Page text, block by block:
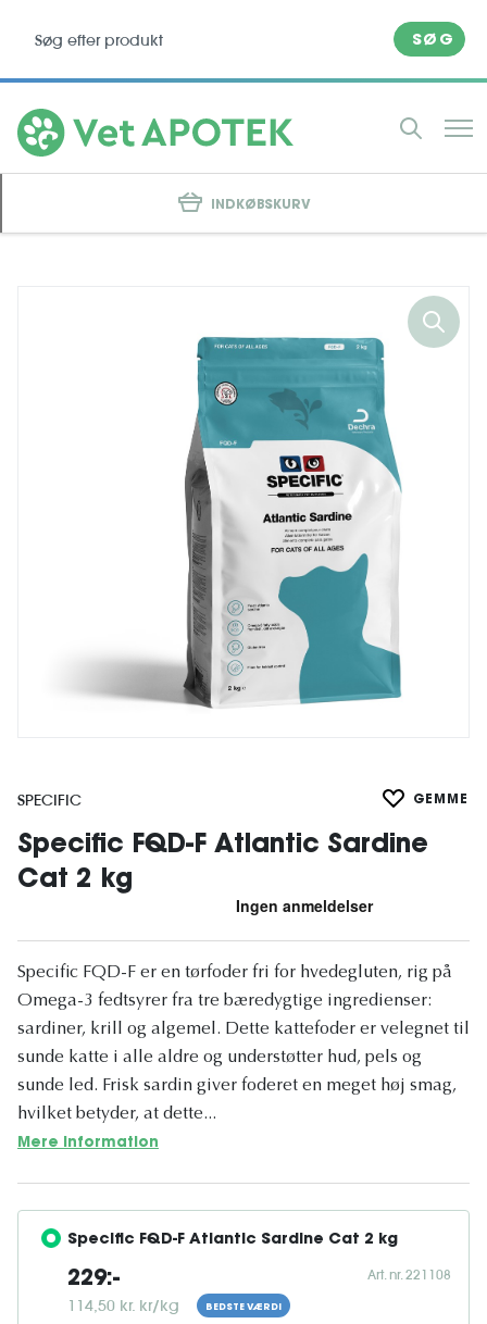
SØG
INDKØBSKURV
SPECIFIC GEMME
Specific FQD-F Atlantic Sardine
Cat 2 kg
Specific FQD-F er en tørfoder fri for hvedegluten, rig på
Omega-3 fedtsyrer fra tre bæredygtige ingredienser:
sardiner, krill og algemel. Dette kattefoder er velegnet til
sunde katte i alle aldre og understøtter hud, pels og
sunde led. Frisk sardin giver foderet en meget høj smag,
hvilket betyder, at dette...
Mere information
Specific FQD-F Atlantic Sardine Cat 2 kg
229:-
114,50 kr. kr/kg BEDSTE VÆRDI
Art. nr. 221108